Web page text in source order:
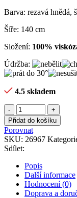
Barva: rezavá hnědá,
Šíře: 140 cm
Složení: 100%
Údržba:
4.5 skladem
Serž
rezavý
s
postavami
množství
Přidat do košíku
Porovnat
SKU: 26967
Sdílet:
Popis
Další informace
Hodnocení (0)
Doprava a